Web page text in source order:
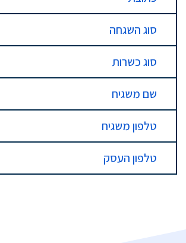
סוג השגחה
סוג כשרות
שם משגיח
טלפון משגיח
טלפון העסק